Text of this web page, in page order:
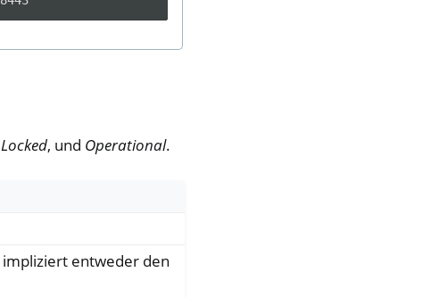
Locked, und Operational.
impliziert entweder den